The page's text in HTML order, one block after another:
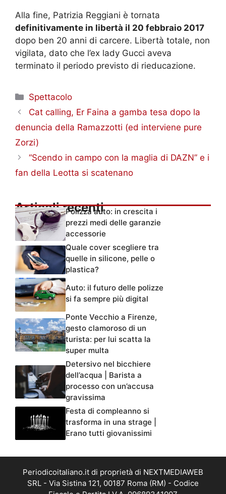
Alla fine, Patrizia Reggiani è tornata
definitivamente in libertà il 20 febbraio 2017
dopo ben 20 anni di carcere. Libertà totale, non
vigilata, dato che l’ex lady Gucci aveva
terminato il periodo previsto di rieducazione.
Categorie
Spettacolo
Cat calling, Er Faina a gamba tesa dopo la
denuncia della Ramazzotti (ed interviene pure
Zorzi)
“Scendo in campo con la maglia di DAZN” e i
fan della Leotta si scatenano
Articoli recentiPolizza auto: in crescita i
prezzi medi delle garanzie
accessorie
Quale cover scegliere tra
quelle in silicone, pelle o
plastica?
Auto: il futuro delle polizze
si fa sempre più digital
Ponte Vecchio a Firenze,
gesto clamoroso di un
turista: per lui scatta la
super multa
Detersivo nel bicchiere
dell’acqua | Barista a
processo con un’accusa
gravissima
Festa di compleanno si
trasforma in una strage |
Erano tutti giovanissimi
Periodicoitaliano.it di proprietà di NEXTMEDIAWEB
SRL - Via Sistina 121, 00187 Roma (RM) - Codice